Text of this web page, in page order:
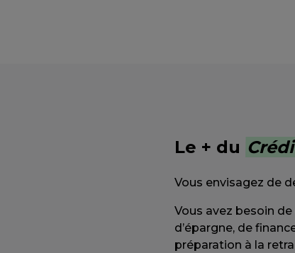
Le + du
Vous envisagez de
Vous avez besoin
d’épargne, de
préparation à la